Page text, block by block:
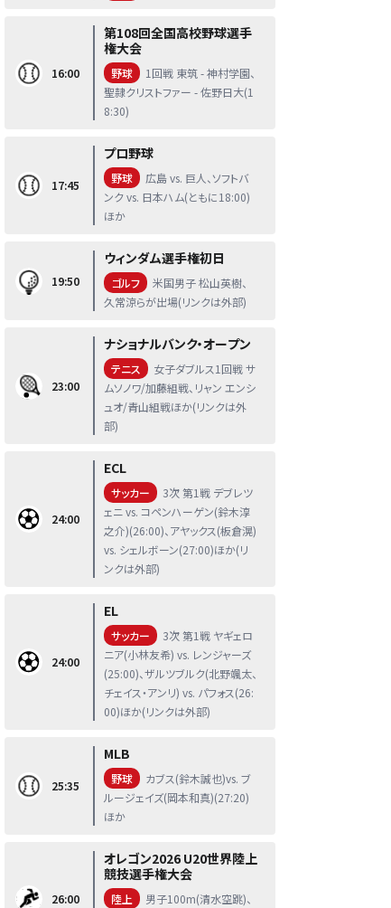
16:00
第108回全国高校野球選手
権大会
野球
1回戦 東筑 - 神村学園、
聖隷クリストファー - 佐野日大(1
8:30)
17:45
プロ野球
野球
広島 vs. 巨人、ソフトバ
ンク vs. 日本ハム(ともに18:00)
ほか
19:50
ウィンダム選手権初日
ゴルフ
米国男子 松山英樹、
久常涼らが出場(リンクは外部)
23:00
ナショナルバンク・オープン
テニス
女子ダブルス1回戦 サ
ムソノワ/加藤組戦、リャン エンシ
ュオ/青山組戦ほか(リンクは外
部)
24:00
ECL
サッカー
3次 第1戦 デブレツ
ェニ vs. コペンハーゲン(鈴木淳
之介)(26:00)、アヤックス(板倉滉)
vs. シェルボーン(27:00)ほか(リ
ンクは外部)
24:00
EL
サッカー
3次 第1戦 ヤギェロ
ニア(小林友希) vs. レンジャーズ
(25:00)、ザルツブルク(北野颯太、
チェイス・アンリ) vs. パフォス(26:
00)ほか(リンクは外部)
25:35
MLB
野球
カブス(鈴木誠也)vs. ブ
ルージェイズ(岡本和真)(27:20)
ほか
26:00
オレゴン2026 U20世界陸上
競技選手権大会
陸上
男子100m(清水空跳)、